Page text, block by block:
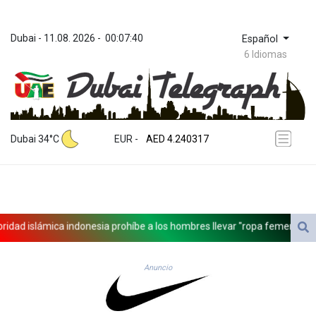
Dubai - 11.08. 2026 - 00:07:40 Español
6 Idiomas
Dubai 34°C EUR -
ZWL 371.739428
AED 4.240317
AED 4.240317
AFN 75.613798
ARS 1729.863941
AUD 1.63662
AZN 1.966429
BAM 1.954423
BBD 2.325762
islámica indonesia prohíbe a los hombres llevar "ropa femenina"
Anuncio